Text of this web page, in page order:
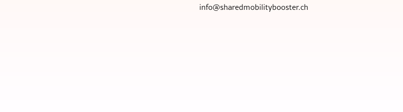
nf
sh r dm b l tyb st r ch